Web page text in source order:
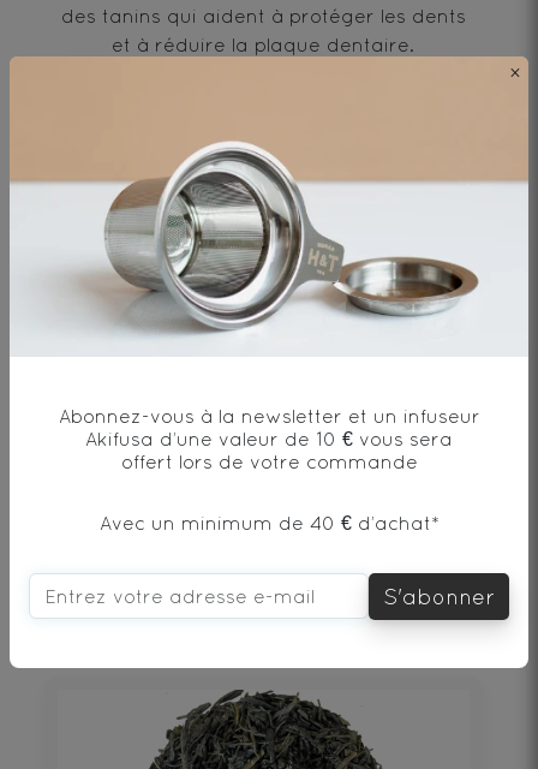
des tanins qui aident à protéger les dents
et à réduire la plaque dentaire.
Thé noir*(33%), cannelle*, poivre rose*,
gingembre*, clous de girofle*,
cardamome*, Graine de chai*, éclats de
fèves de cacao*, écorces d'orange*,
fleurs*.
* produit issu de l'agriculture biologique
×
Abonnez-vous à la newsletter et un infuseur
Akifusa d’une valeur de 10 € vous sera
offert lors de votre commande
Avec un minimum de 40 € d’achat*
S'abonner